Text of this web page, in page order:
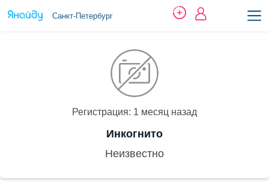
Санкт-Петербург
Регистрация: 1 месяц назад
Инкогнито
Неизвестно